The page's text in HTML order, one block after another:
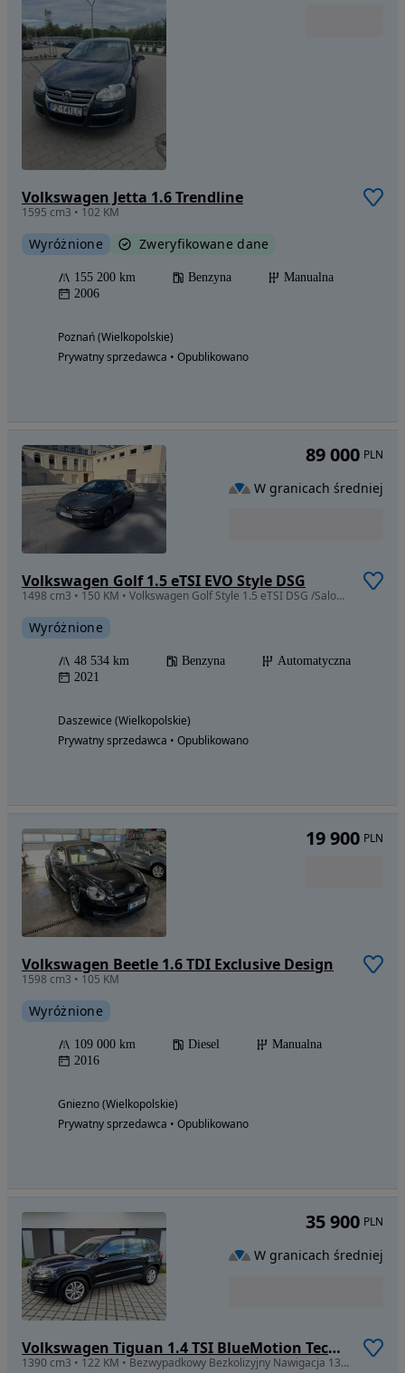
Volkswagen Jetta 1.6 Trendline
1595 cm3 • 102 KM
Wyróżnione Zweryfikowane dane
155 200 km Benzyna
Manualna
2006
Poznań (Wielkopolskie)
Prywatny sprzedawca • Opublikowano
Volkswagen Golf 1.5 eTSI EVO Style DSG
1498 cm3 • 150 KM • Volkswagen Golf Style 1.5 eTSI DSG /Salon Polska/ I właściciel/48600km
Wyróżnione
48 534 km Benzyna
Automatyczna
2021
Daszewice (Wielkopolskie)
Prywatny sprzedawca • Opublikowano
89 000 PLN
W granicach średniej
Volkswagen Beetle 1.6 TDI Exclusive Design
1598 cm3 • 105 KM
Wyróżnione
109 000 km Diesel
Manualna
2016
Gniezno (Wielkopolskie)
Prywatny sprzedawca • Opublikowano
19 900 PLN
Volkswagen Tiguan 1.4 TSI BlueMotion Technology Sport & Style
1390 cm3 • 122 KM • Bezwypadkowy Bezkolizyjny Nawigacja 136tyś. Jak Nowy.
35 900 PLN
W granicach średniej